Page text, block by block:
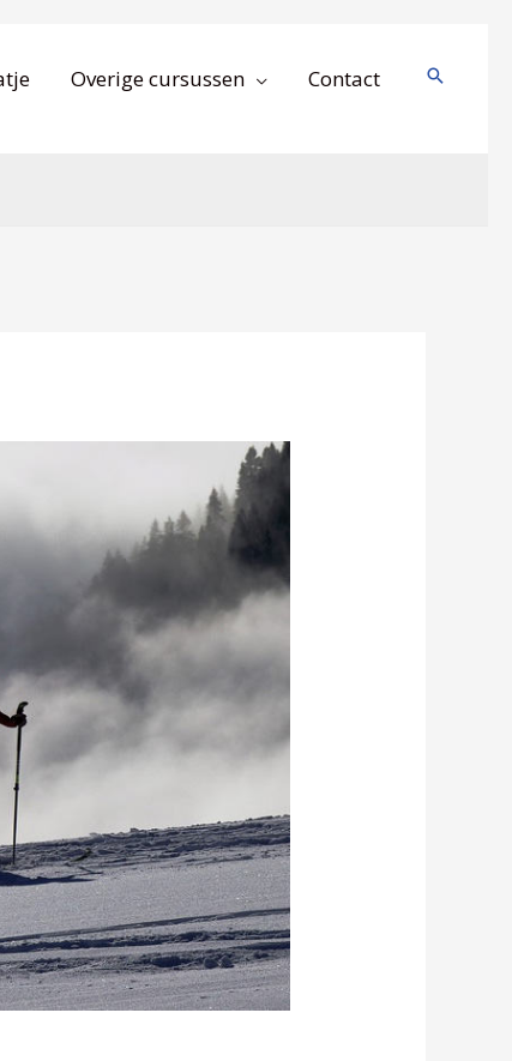
Overige cursussen Contact Zoeken